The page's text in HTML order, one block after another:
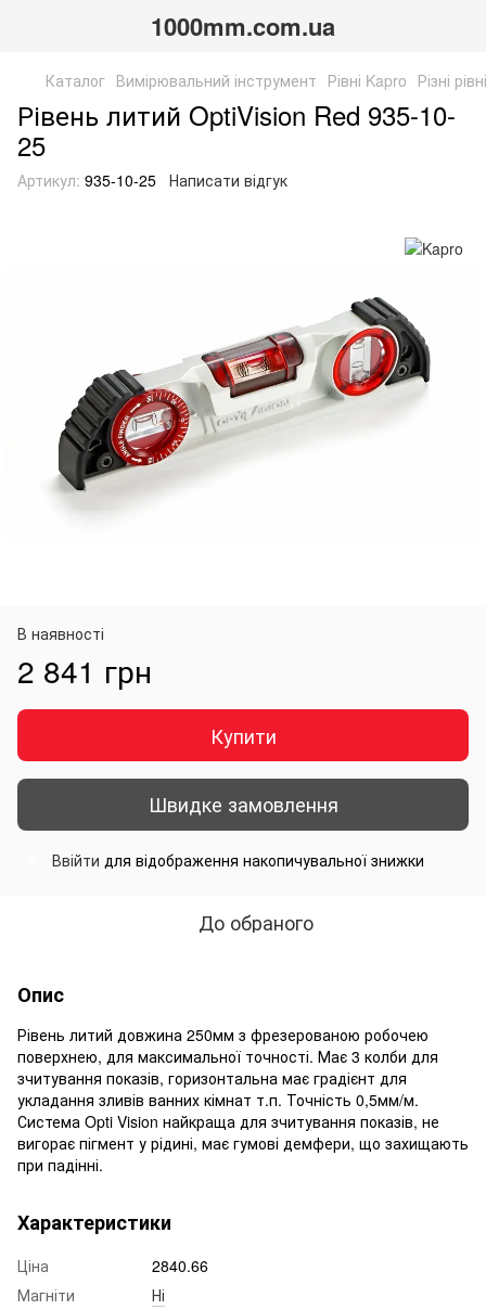
1000mm.com.ua
Каталог Вимірювальний інструмент Рівні Kapro Різні
Рівень литий OptiVision Red 935-10-
25
Артикул: 935-10-25 Написати відгук
В наявності
2 841 грн
Купити
Швидке замовлення
Ввійти для відображення накопичувальної знижки
До обраного
Опис
Рівень литий довжина 250мм з фрезерованою робочею
поверхнею, для максимальної точності. Має 3 колби для
зчитування показів, горизонтальна має градієнт для
укладання зливів ванних кімнат т.п. Точність 0,5мм/м.
Система Opti Vision найкраща для зчитування показів, не
вигорає пігмент у рідині, має гумові демфери, що захищають
при падінні.
Характеристики
Ціна
2840.66
Магніти
Ні